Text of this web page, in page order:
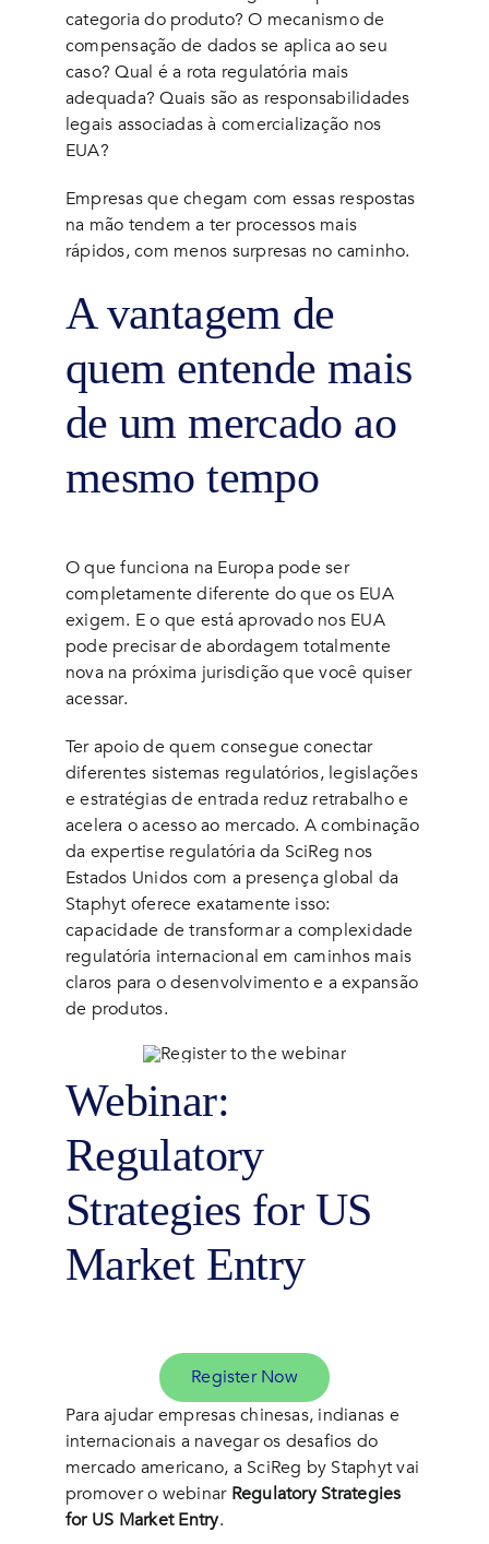
categoria do produto? O mecanismo de
compensação de dados se aplica ao seu
caso? Qual é a rota regulatória mais
adequada? Quais são as responsabilidades
legais associadas à comercialização nos
EUA?
Empresas que chegam com essas respostas
na mão tendem a ter processos mais
rápidos, com menos surpresas no caminho.
A vantagem de
quem entende mais
de um mercado ao
mesmo tempo
O que funciona na Europa pode ser
completamente diferente do que os EUA
exigem. E o que está aprovado nos EUA
pode precisar de abordagem totalmente
nova na próxima jurisdição que você quiser
acessar.
Ter apoio de quem consegue conectar
diferentes sistemas regulatórios, legislações
e estratégias de entrada reduz retrabalho e
acelera o acesso ao mercado. A combinação
da expertise regulatória da SciReg nos
Estados Unidos com a presença global da
Staphyt oferece exatamente isso:
capacidade de transformar a complexidade
regulatória internacional em caminhos mais
claros para o desenvolvimento e a expansão
de produtos.
Webinar:
Regulatory
Strategies for US
Market Entry
Register Now
Para ajudar empresas chinesas, indianas e
internacionais a navegar os desafios do
mercado americano, a SciReg by Staphyt vai
promover o webinar Regulatory Strategies
for US Market Entry.